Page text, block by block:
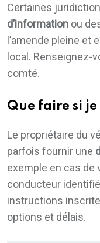
Certaines
d’information ou
l’amende pleine et
local. Renseignez-
comté.
Que faire si
Le propriétaire du
parfois fournir une
exemple en cas de
conducteur
instructions
options et délais.